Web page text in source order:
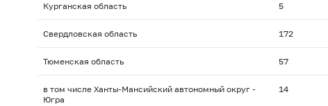
Курганская область 5
Свердловская область 172
Тюменская область 57
в том числе Ханты-Мансийский автономный округ -
Югра
14